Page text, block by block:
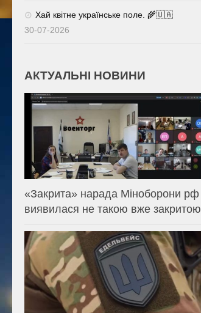
Хай квітне українське поле. 🌾🇺🇦
30-07-2026
АКТУАЛЬНІ НОВИНИ
«Закрита» нарада Міноборони рф
виявилася не такою вже закритою